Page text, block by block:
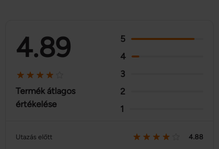
4.89
Termék átlagos
értékelése
5
4
3
2
1
Utazás előtt 4.88